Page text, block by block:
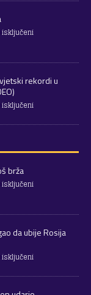
rekordi u
brža
da ubije Rosija